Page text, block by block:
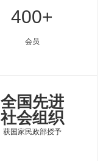
400+
会员
全国先进
社会组织
获国家民政部授予